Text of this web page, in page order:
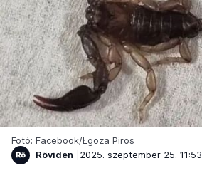
Fotó: Facebook/Łgoza Piros
Röviden
2025. szeptember 25. 11:53